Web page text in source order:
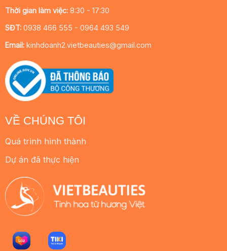
VỀ CHÚNG TÔI
Quá trình hình thành
Dự án đã thực hiện
Thời gian làm việc:8:30 - 17:30
SĐT:0938 466 555 - 0964 493 549
Email:kinhdoanh2.vietbeauties@gmail.com